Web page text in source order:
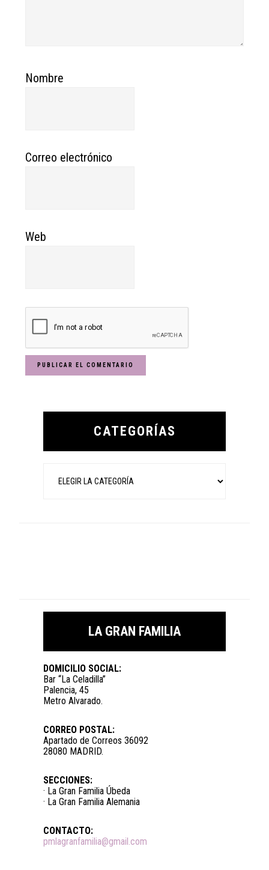
Nombre
Correo electrónico
Web
Primary
CATEGORÍAS
LA GRAN FAMILIA
DOMICILIO SOCIAL:
Bar “La Celadilla”
Palencia, 45
Metro Alvarado.
CORREO POSTAL:
Apartado de Correos 36092
28080 MADRID.
SECCIONES:
· La Gran Familia Úbeda
· La Gran Familia Alemania
CONTACTO:
pmlagranfamilia@gmail.com